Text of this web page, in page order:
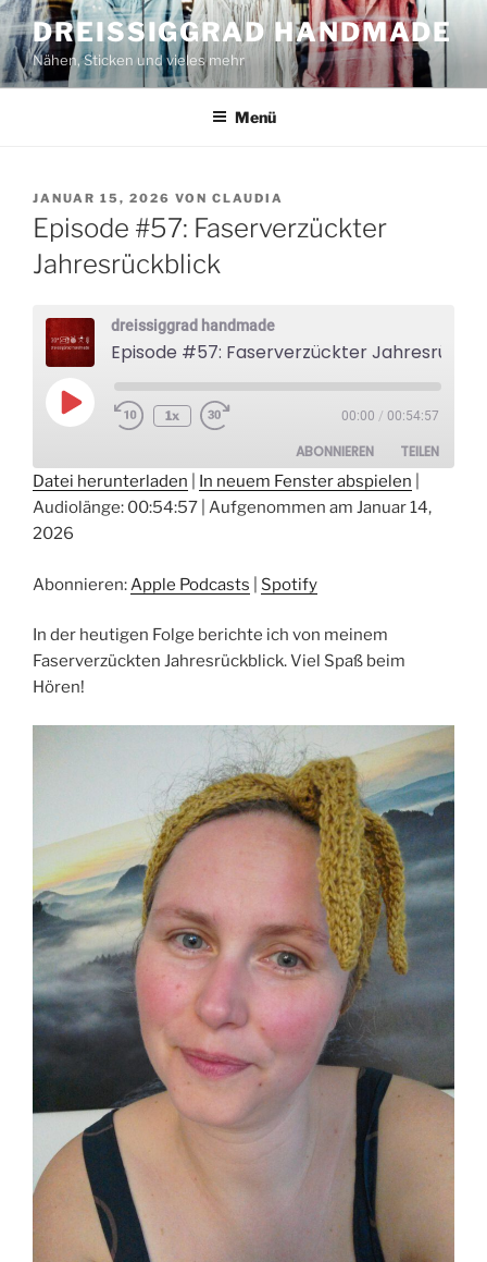
Zum
Inhalt
springen
DREISSIGGRAD HANDMADE
Nähen, Sticken und vieles mehr
Menü
VERÖFFENTLICHT
AM
JANUAR 15, 2026 VON CLAUDIA
Episode #57: Faserverzückter
Jahresrückblick
dreissiggrad handmade
Play
Episode
1x 00:00 / 00:54:57
ABONNIEREN TEILEN
Apple Podcasts Spotify
TEILEN
Datei herunterladen In neuem Fenster abspielen
Audiolänge: 00:54:57 Aufgenommen am Januar 14,
2026
Abonnieren:Apple Podcasts Spotify
In der heutigen Folge berichte ich von meinem
Faserverzückten Jahresrückblick. Viel Spaß beim
Hören!